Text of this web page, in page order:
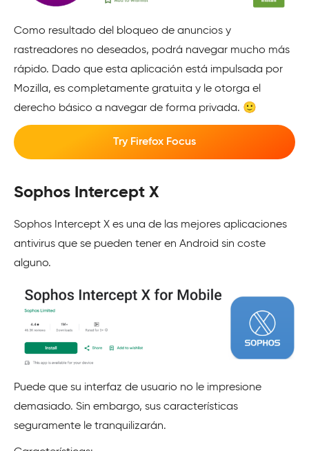
Como resultado del bloqueo de anuncios y
rastreadores no deseados, podrá navegar mucho más
rápido. Dado que esta aplicación está impulsada por
Mozilla, es completamente gratuita y le otorga el
derecho básico a navegar de forma privada. 🙂
Try Firefox Focus
Sophos Intercept X
Sophos Intercept X es una de las mejores aplicaciones
antivirus que se pueden tener en Android sin coste
alguno.
Puede que su interfaz de usuario no le impresione
demasiado. Sin embargo, sus características
seguramente le tranquilizarán.